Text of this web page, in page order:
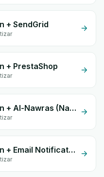
+ SendGrid
+ PrestaShop
Quick Livraison + Al-Nawras (Nawris)
Quick Livraison + Email Notifications by eGrow